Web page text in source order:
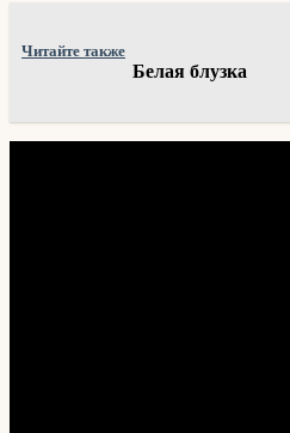
Читайте также
Белая блузка